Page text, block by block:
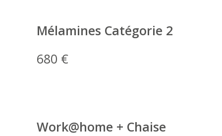
Mélamines Catégorie 2
680 €
Work@home + Chaise